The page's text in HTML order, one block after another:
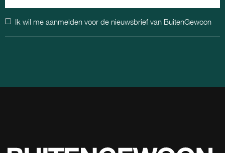
Ik wil me aanmelden voor de nieuwsbrief van BuitenGewoon